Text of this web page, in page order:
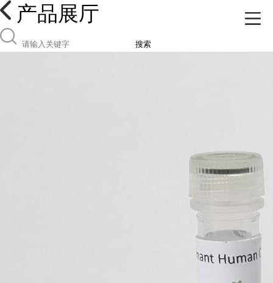
产品展厅
搜索